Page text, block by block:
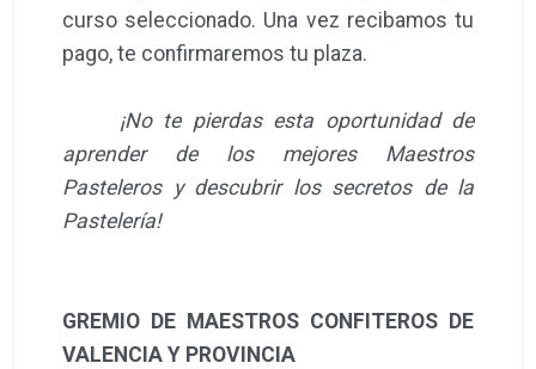
curso seleccionado. Una vez recibamos tu
pago, te confirmaremos tu plaza.
¡No te pierdas esta oportunidad de
aprender de los mejores Maestros
Pasteleros y descubrir los secretos de la
Pastelería!
GREMIO DE MAESTROS CONFITEROS DE
VALENCIA Y PROVINCIA